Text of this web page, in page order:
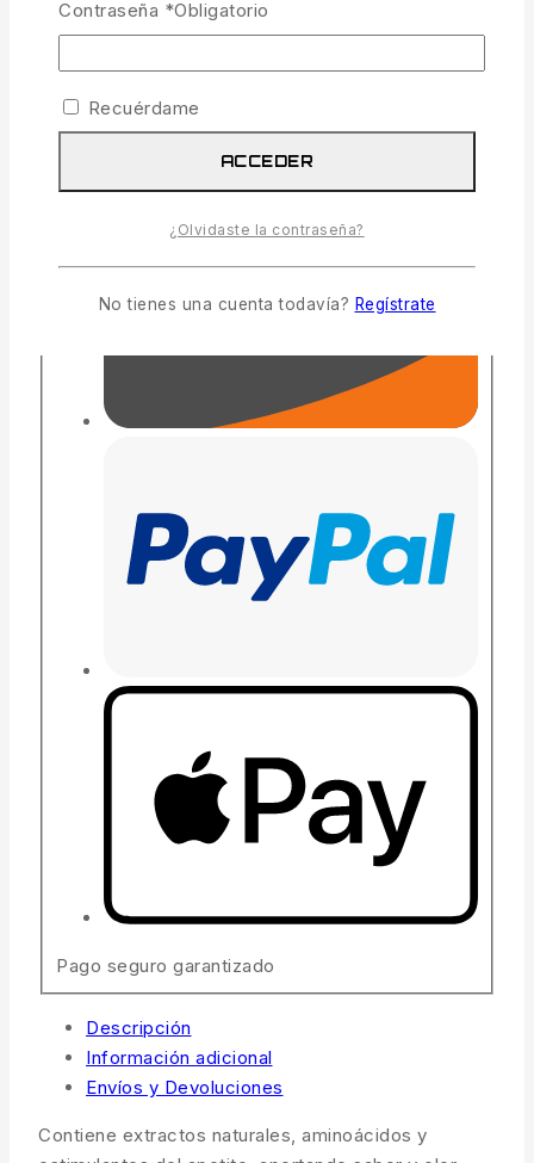
Pago seguro garantizado
Descripción
Información adicional
Envíos y Devoluciones
Contiene extractos naturales, aminoácidos y
Contraseña *Obligatorio
Recuérdame
ACCEDER
¿Olvidaste la contraseña?
No tienes una cuenta todavía? Regístrate